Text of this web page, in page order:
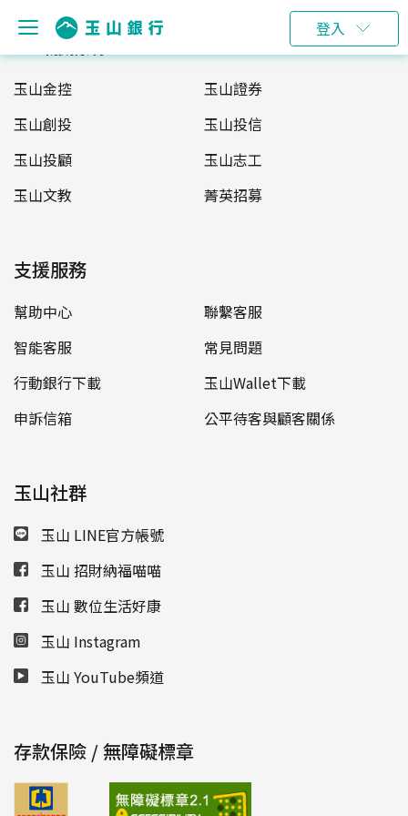
登入
玉山服務網
玉山金控
玉山證券
玉山創投
玉山投信
玉山投顧
玉山志工
玉山文教
菁英招募
支援服務
幫助中心
聯繫客服
智能客服
常見問題
行動銀行下載
玉山Wallet下載
申訴信箱
公平待客與顧客關係
玉山社群
玉山 LINE官方帳號
玉山 招財納福喵喵
玉山 數位生活好康
玉山 Instagram
玉山 YouTube頻道
存款保險 / 無障礙標章